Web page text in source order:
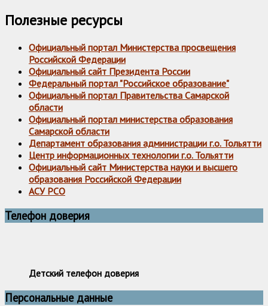
Полезные ресурсы
Официальный портал Министерства просвещения
Российской Федерации
Официальный сайт Президента России
Федеральный портал "Российское образование"
Официальный портал Правительства Самарской
области
Официальный портал министерства образования
Самарской области
Департамент образования администрации г.о. Тольятти
Центр информационных технологии г.о. Тольятти
Официальный сайт Министерства науки и высшего
образования Российской Федерации
АСУ РСО
Телефон доверия
Детский телефон доверия
Персональные данные